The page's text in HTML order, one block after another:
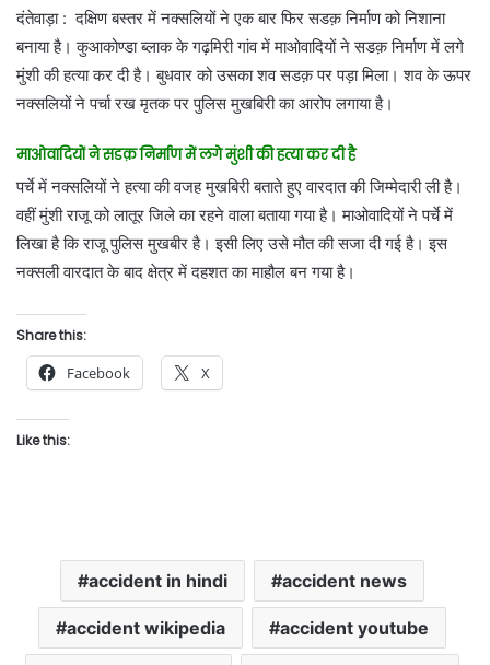
दंतेवाड़ा : दक्षिण बस्तर में नक्सलियों ने एक बार फिर सडक़ निर्माण को निशाना
बनाया है। कुआकोण्डा ब्लाक के गढ़मिरी गांव में माओवादियों ने सडक़ निर्माण में लगे
मुंशी की हत्या कर दी है। बुधवार को उसका शव सडक़ पर पड़ा मिला। शव के ऊपर
नक्सलियों ने पर्चा रख मृतक पर पुलिस मुखबिरी का आरोप लगाया है।
माओवादियों ने सडक़ निर्माण में लगे मुंशी की हत्या कर दी है
पर्चे में नक्सलियों ने हत्या की वजह मुखबिरी बताते हुए वारदात की जिम्मेदारी ली है।
वहीं मुंशी राजू को लातूर जिले का रहने वाला बताया गया है। माओवादियों ने पर्चे में
लिखा है कि राजू पुलिस मुखबीर है। इसी लिए उसे मौत की सजा दी गई है। इस
नक्सली वारदात के बाद क्षेत्र में दहशत का माहौल बन गया है।
Share this:
Facebook X
Like this:
accident in hindi accident news
accident wikipedia accident youtube